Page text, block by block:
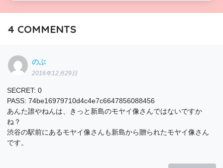
4 COMMENTS
のぶ
2016年12月29日
SECRET: 0
PASS: 74be16979710d4c4e7c6647856088456
あんた誰やねんは、きっと新島のモヤイ像さんではないですか
ね？
渋谷の駅前にあるモヤイ像さんも新島から贈られたモヤイ像さん
です。